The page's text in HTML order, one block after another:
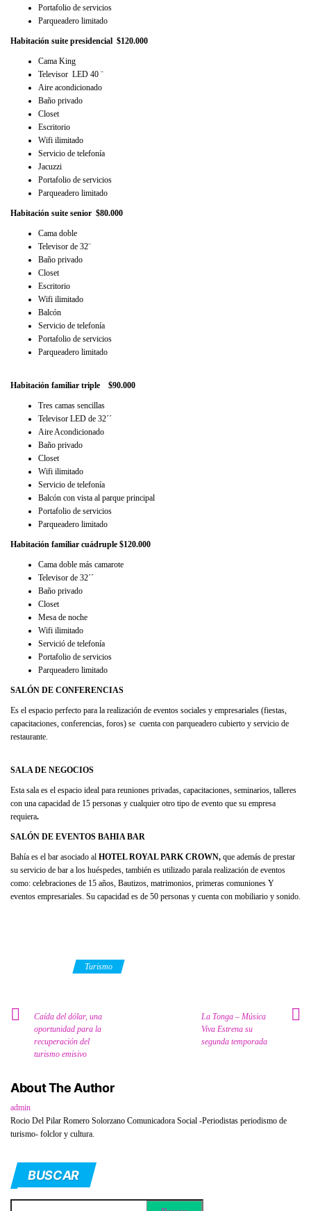
Portafolio de servicios
Parqueadero limitado
Habitación suite presidencial $120.000
Cama King
Televisor LED 40 ¨
Aire acondicionado
Baño privado
Closet
Escritorio
Wifi ilimitado
Servicio de telefonía
Jacuzzi
Portafolio de servicios
Parqueadero limitado
Habitación suite senior $80.000
Cama doble
Televisor de 32¨
Baño privado
Closet
Escritorio
Wifi ilimitado
Balcón
Servicio de telefonía
Portafolio de servicios
Parqueadero limitado
Habitación familiar triple $90.000
Tres camas sencillas
Televisor LED de 32´´
Aire Acondicionado
Baño privado
Closet
Wifi ilimitado
Servicio de telefonía
Balcón con vista al parque principal
Portafolio de servicios
Parqueadero limitado
Habitación familiar cuádruple $120.000
Cama doble más camarote
Televisor de 32´´
Baño privado
Closet
Mesa de noche
Wifi ilimitado
Servició de telefonía
Portafolio de servicios
Parqueadero limitado
SALÓN DE CONFERENCIAS
Es el espacio perfecto para la realización de eventos sociales y empresariales (fiestas,
capacitaciones, conferencias, foros) se cuenta con parqueadero cubierto y servicio de
restaurante.
SALA DE NEGOCIOS
Esta sala es el espacio ideal para reuniones privadas, capacitaciones, seminarios, talleres
con una capacidad de 15 personas y cualquier otro tipo de evento que su empresa
requiera.
SALÓN DE EVENTOS BAHIA BAR
Bahía es el bar asociado al HOTEL ROYAL PARK CROWN, que además de prestar
su servicio de bar a los huéspedes, también es utilizado parala realización de eventos
como: celebraciones de 15 años, Bautizos, matrimonios, primeras comuniones Y
eventos empresariales. Su capacidad es de 50 personas y cuenta con mobiliario y sonido.
Turismo
Caída del dólar, una
oportunidad para la
recuperación del
turismo emisivo
La Tonga – Música
Viva Estrena su
segunda temporada
About The Author
admin
Rocio Del Pilar Romero Solorzano Comunicadora Social -Periodistas periodismo de
turismo- folclor y cultura.
BUSCAR